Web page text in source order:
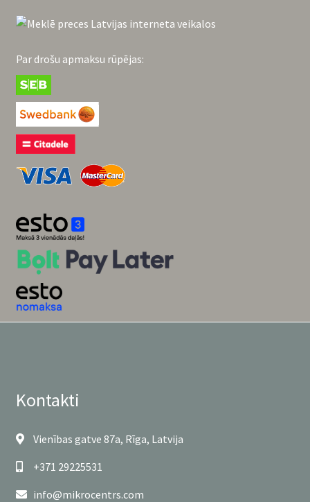
Par drošu apmaksu rūpējas:
Kontakti
Vienības gatve 87a, Rīga, Latvija
+371 29225531
info@mikrocentrs.com